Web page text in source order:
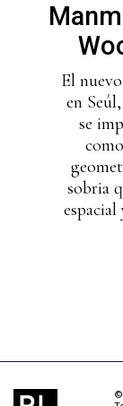
El
en
se
sobria
©